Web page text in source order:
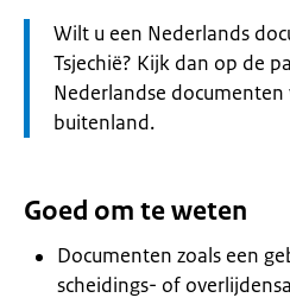
Let
op:
Wilt u een Nederlands
Tsjechië? Kijk dan op de
Nederlandse
buitenland.
Goed om te weten
Documenten zoals een
scheidings- of